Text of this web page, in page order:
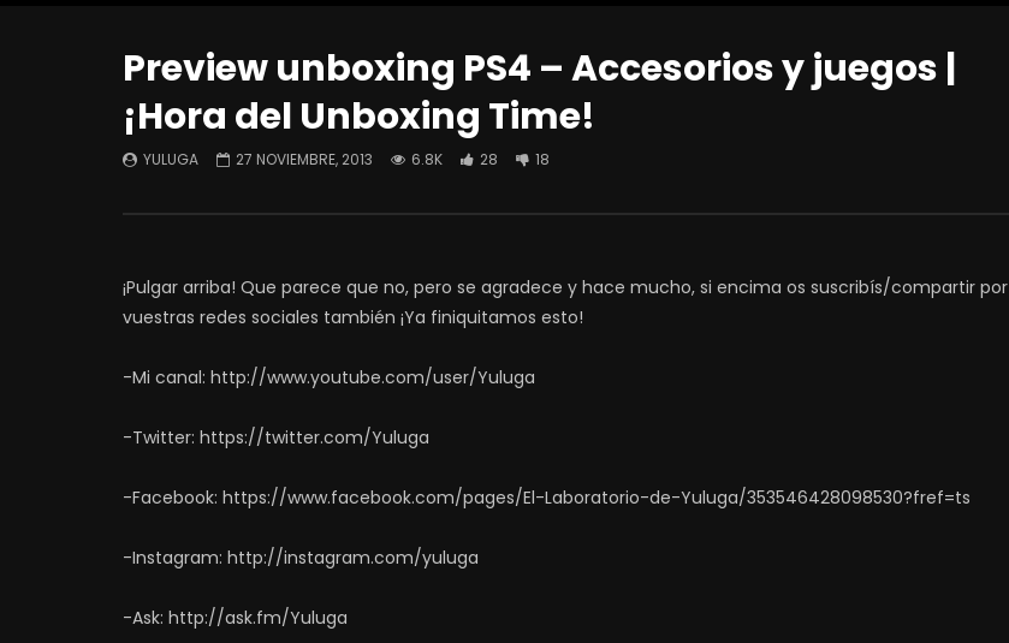
Preview unboxing PS4 – Accesorios y juegos |
¡Hora del Unboxing Time!
YULUGA 27 NOVIEMBRE, 2013 6.8K 28 18
¡Pulgar arriba! Que parece que no, pero se agradece y hace mucho, si encima os suscribís/compartir por
vuestras redes sociales también ¡Ya finiquitamos esto!
-Mi canal: http://www.youtube.com/user/Yuluga
-Twitter: https://twitter.com/Yuluga
-Facebook: https://www.facebook.com/pages/El-Laboratorio-de-Yuluga/353546428098530?fref=ts
-Instagram: http://instagram.com/yuluga
-Ask: http://ask.fm/Yuluga